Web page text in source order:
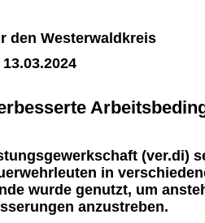
den Westerwaldkreis
(ver.di)
in
wurde genutzt, um
anzustreben.